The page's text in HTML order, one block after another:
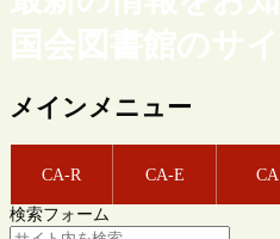
国会図書館のサ
メインメニュー
CA-R CA-E CA
検索フォーム